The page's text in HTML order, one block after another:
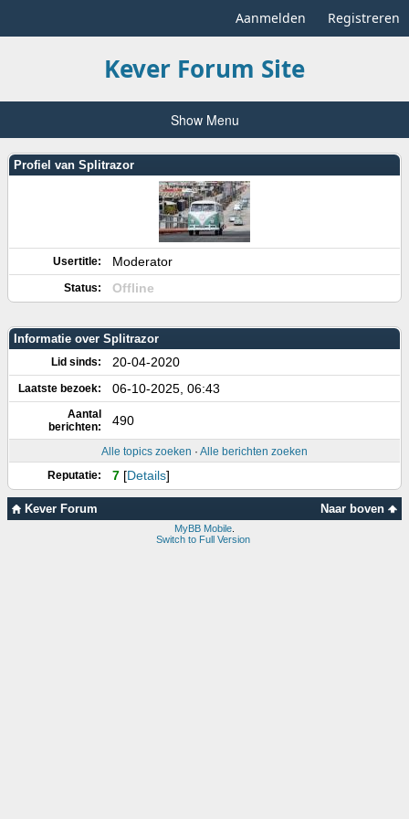
Aanmelden Registreren
Kever Forum Site
Show Menu
Profiel van Splitrazor
Usertitle: Moderator
Status: Offline
Informatie over Splitrazor
Lid sinds: 20-04-2020
Laatste bezoek: 06-10-2025, 06:43
Aantal
berichten:
490
Alle topics zoeken · Alle berichten zoeken
Reputatie:
7 [Details]
Naar boven
Kever Forum
MyBB Mobile
Switch to Full Version